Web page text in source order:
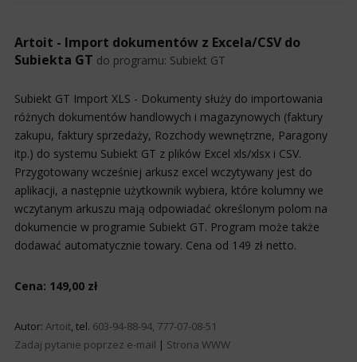
Artoit - Import dokumentów z Excela/CSV do
Subiekta GT do programu: Subiekt GT
Subiekt GT Import XLS - Dokumenty służy do importowania
różnych dokumentów handlowych i magazynowych (faktury
zakupu, faktury sprzedaży, Rozchody wewnętrzne, Paragony
itp.) do systemu Subiekt GT z plików Excel xls/xlsx i CSV.
Przygotowany wcześniej arkusz excel wczytywany jest do
aplikacji, a następnie użytkownik wybiera, które kolumny we
wczytanym arkuszu mają odpowiadać określonym polom na
dokumencie w programie Subiekt GT. Program może także
dodawać automatycznie towary. Cena od 149 zł netto.
Cena: 149,00 zł
Autor: Artoit, tel. 603-94-88-94, 777-07-08-51
Zadaj pytanie poprzez e-mail | Strona WWW